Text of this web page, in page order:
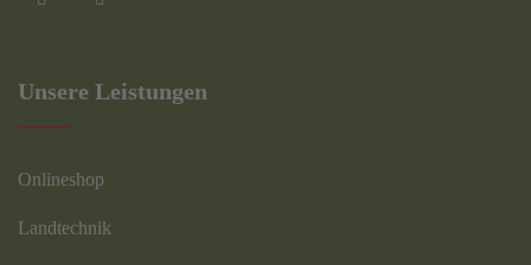
Unsere Leistungen
Onlineshop
Landtechnik